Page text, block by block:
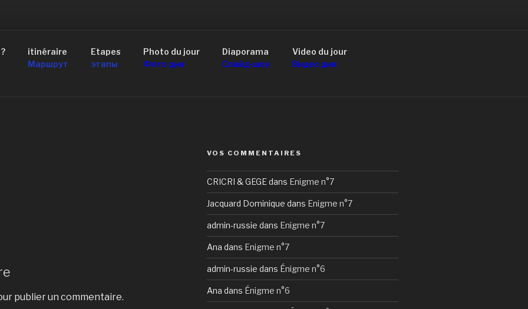
4×4 RUSSIE
au Lac Baïkal
itinéraire
Маршрут
Etapes
этапы
Photo du jour
Фото дня
Diaporama
Слайд-шоу
Video du jour
Видео дня
publier un commentaire.
VOS COMMENTAIRES
CRICRI & GEGEdans Enigme n°7
Jacquard Dominique dans Enigme n°7
admin-russie dans Enigme n°7
Ana dans Enigme n°7
admin-russie dans Énigme n°6
Ana dans Énigme n°6